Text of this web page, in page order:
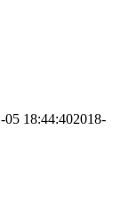
05 18:44:402018-